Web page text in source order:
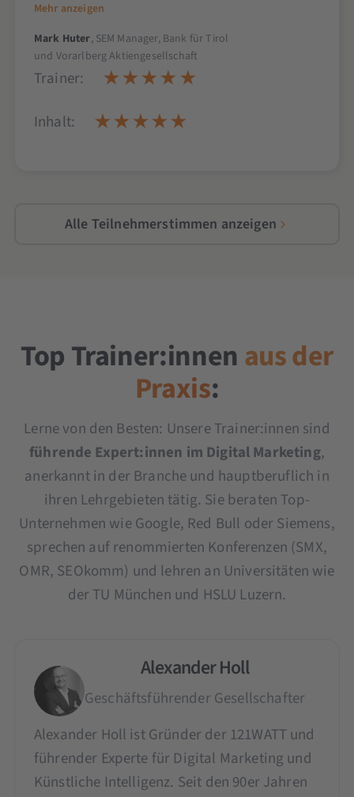
Mehr anzeigen
Mark Huter, SEM Manager, Bank für Tirol
und Vorarlberg Aktiengesellschaft
Trainer:
Inhalt:
Alle Teilnehmerstimmen anzeigen
Top Trainer:innenaus der
Praxis:
Lerne von den Besten: Unsere Trainer:innen sind
führende Expert:innen im Digital Marketing,
anerkannt in der Branche und hauptberuflich in
ihren Lehrgebieten tätig. Sie beraten Top-
Unternehmen wie Google, Red Bull oder Siemens,
sprechen auf renommierten Konferenzen (SMX,
OMR, SEOkomm) und lehren an Universitäten wie
der TU München und HSLU Luzern.
Alexander Holl
Geschäftsführender Gesellschafter
Alexander Holl ist Gründer der 121WATT und
führender Experte für Digital Marketing und
Künstliche Intelligenz. Seit den 90er Jahren